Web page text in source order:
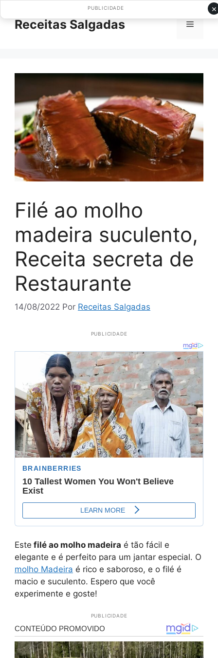
paraReceitas Salgadas Menu
Filé ao molho
madeira suculento,
Receita secreta de
Restaurante
14/08/2022 Por Receitas Salgadas
PUBLICIDADE
Este filé ao molho madeira é tão fácil e
elegante e é perfeito para um jantar especial. O
molho Madeira é rico e saboroso, e o filé é
macio e suculento. Espero que você
experimente e goste!
PUBLICIDADE
×
PUBLICIDADE